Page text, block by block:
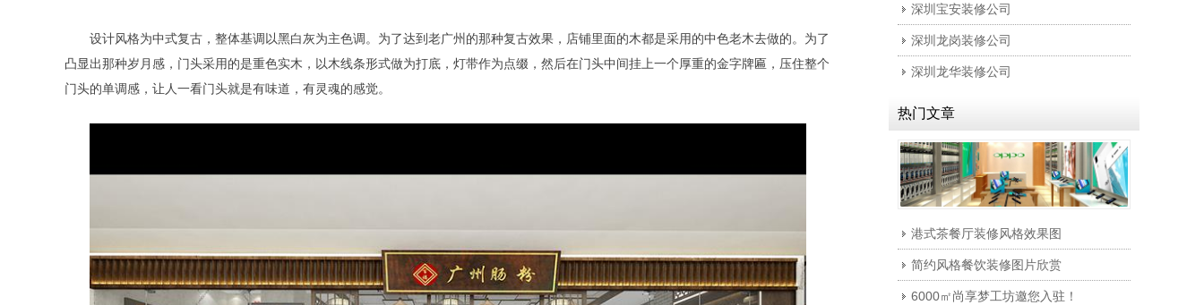
设计风格为中式复古，整体基调以黑白灰为主色调。为了达到老广州的那种复古效果，店铺里面的木都是采用的中色老木去做的。为了
凸显出那种岁月感，门头采用的是重色实木，以木线条形式做为打底，灯带作为点缀，然后在门头中间挂上一个厚重的金字牌匾，压住整个
门头的单调感，让人一看门头就是有味道，有灵魂的感觉。
深圳宝安装修公司
深圳龙岗装修公司
深圳龙华装修公司
热门文章
港式茶餐厅装修风格效果图
简约风格餐饮装修图片欣赏
6000㎡尚享梦工坊邀您入驻！